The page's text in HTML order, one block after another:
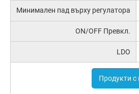
Минимален пад върху регулатора
ON/OFF Превкл.
LDO
Продукти с